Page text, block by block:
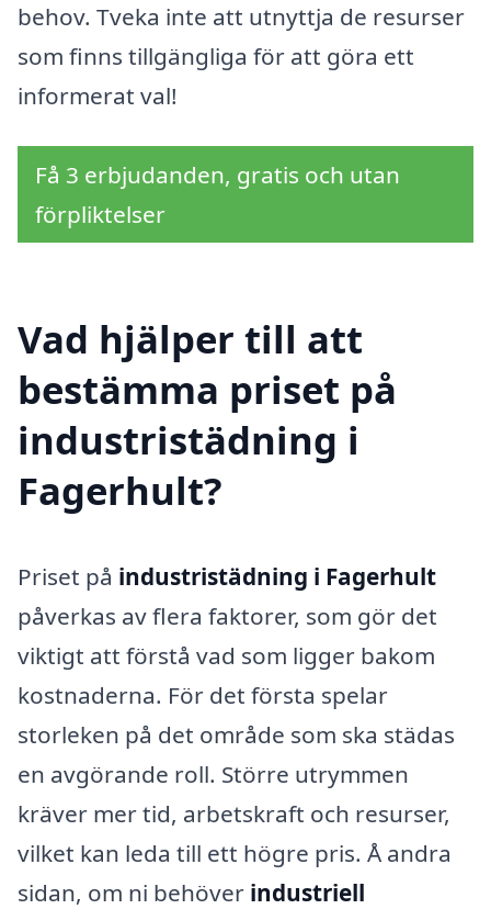
behov. Tveka inte att utnyttja de resurser
som finns tillgängliga för att göra ett
informerat val!
Få 3 erbjudanden, gratis och utan
förpliktelser
Vad hjälper till att
bestämma priset på
industristädning i
Fagerhult?
Priset på industristädning i Fagerhult
påverkas av flera faktorer, som gör det
viktigt att förstå vad som ligger bakom
kostnaderna. För det första spelar
storleken på det område som ska städas
en avgörande roll. Större utrymmen
kräver mer tid, arbetskraft och resurser,
vilket kan leda till ett högre pris. Å andra
sidan, om ni behöver industriell